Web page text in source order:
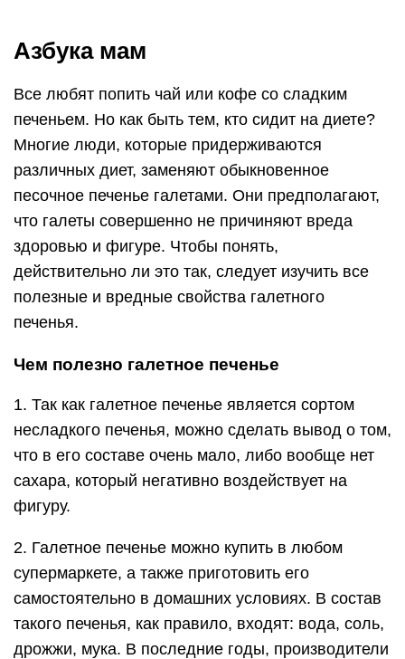
Азбука мам
Все любят попить чай или кофе со сладким
печеньем. Но как быть тем, кто сидит на диете?
Многие люди, которые придерживаются
различных диет, заменяют обыкновенное
песочное печенье галетами. Они предполагают,
что галеты совершенно не причиняют вреда
здоровью и фигуре. Чтобы понять,
действительно ли это так, следует изучить все
полезные и вредные свойства галетного
печенья.
Чем полезно галетное печенье
1. Так как галетное печенье является сортом
несладкого печенья, можно сделать вывод о том,
что в его составе очень мало, либо вообще нет
сахара, который негативно воздействует на
фигуру.
2. Галетное печенье можно купить в любом
супермаркете, а также приготовить его
самостоятельно в домашних условиях. В состав
такого печенья, как правило, входят: вода, соль,
дрожжи, мука. В последние годы, производители